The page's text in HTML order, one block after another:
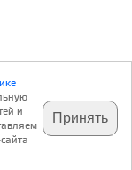
подпишитесь на наш
телеграм @archi_ru
✕
и
Принять